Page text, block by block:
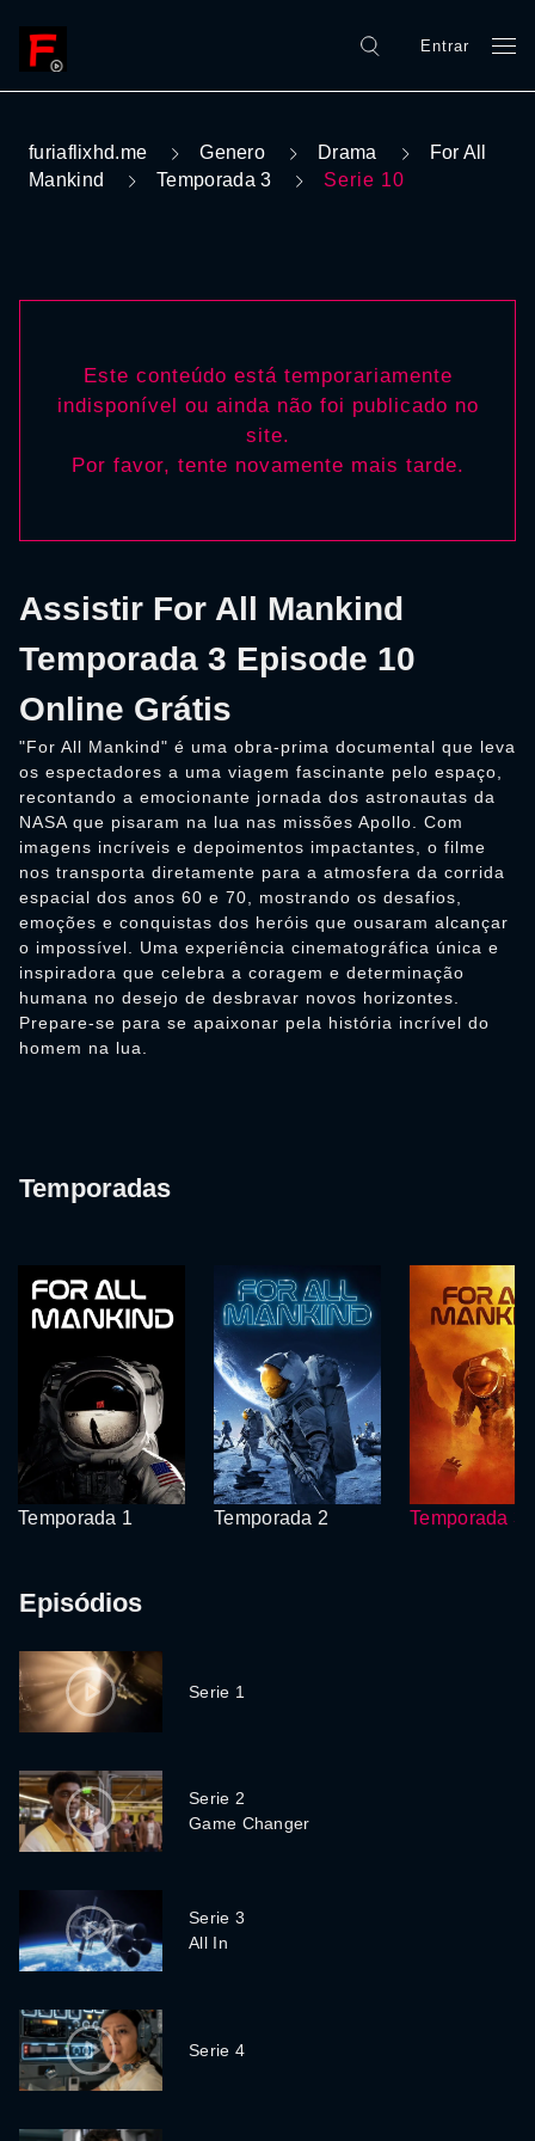
Entrar
furiaflixhd.me Genero Drama
For All
Mankind
Temporada 3 Serie 10
Este conteúdo está temporariamente
indisponível ou ainda não foi publicado no
site.
Por favor, tente novamente mais tarde.
Assistir For All Mankind
Temporada 3 Episode 10
Online Grátis
"For All Mankind" é uma obra-prima documental que leva
os espectadores a uma viagem fascinante pelo espaço,
recontando a emocionante jornada dos astronautas da
NASA que pisaram na lua nas missões Apollo. Com
imagens incríveis e depoimentos impactantes, o filme
nos transporta diretamente para a atmosfera da corrida
espacial dos anos 60 e 70, mostrando os desafios,
emoções e conquistas dos heróis que ousaram alcançar
o impossível. Uma experiência cinematográfica única e
inspiradora que celebra a coragem e determinação
humana no desejo de desbravar novos horizontes.
Prepare-se para se apaixonar pela história incrível do
homem na lua.
Temporadas
Temporada 1 Temporada 2 Temporada 3
Episódios
Serie 1
Serie 2
Game Changer
Serie 3
All In
Serie 4